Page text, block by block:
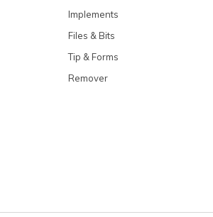
Implements
Files & Bits
Tip & Forms
Remover